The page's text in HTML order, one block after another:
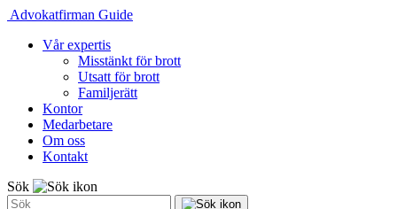
Advokatfirman Guide
Vår expertis
Misstänkt för brott
Utsatt för brott
Familjerätt
Kontor
Medarbetare
Om oss
Kontakt
Sök